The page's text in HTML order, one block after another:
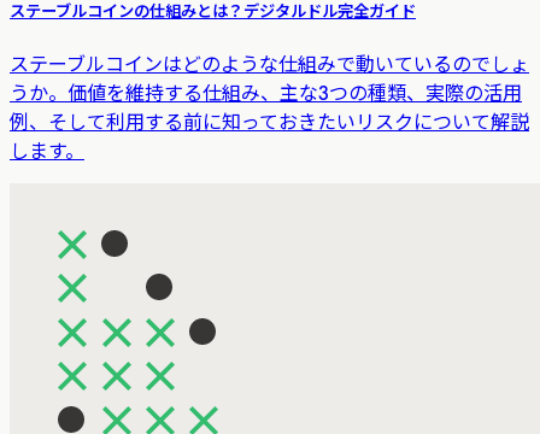
ステーブルコインの仕組みとは？デジタルドル完全ガイド
ステーブルコインはどのような仕組みで動いているのでしょ
うか。価値を維持する仕組み、主な3つの種類、実際の活用
例、そして利用する前に知っておきたいリスクについて解説
します。